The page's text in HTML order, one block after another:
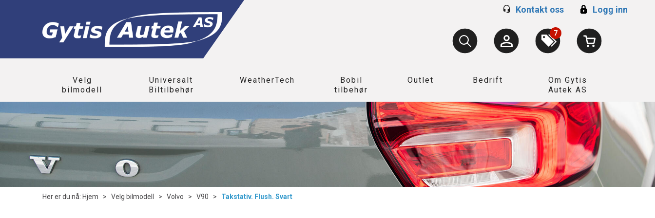
Kontakt oss Logg inn
7
Velg
bilmodell
Universalt
Biltilbehør
WeatherTech
Bobil
tilbehør
Outlet Bedrift
Om Gytis
Autek AS
Her er du nå: Hjem > Velg bilmodell > Volvo > V90 > Takstativ. Flush. Svart